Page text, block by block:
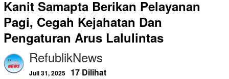
Kanit Samapta Berikan Pelayanan
Pagi, Cegah Kejahatan Dan
Pengaturan Arus Lalulintas
RefublikNews
Juli 31, 2025 17 Dilihat